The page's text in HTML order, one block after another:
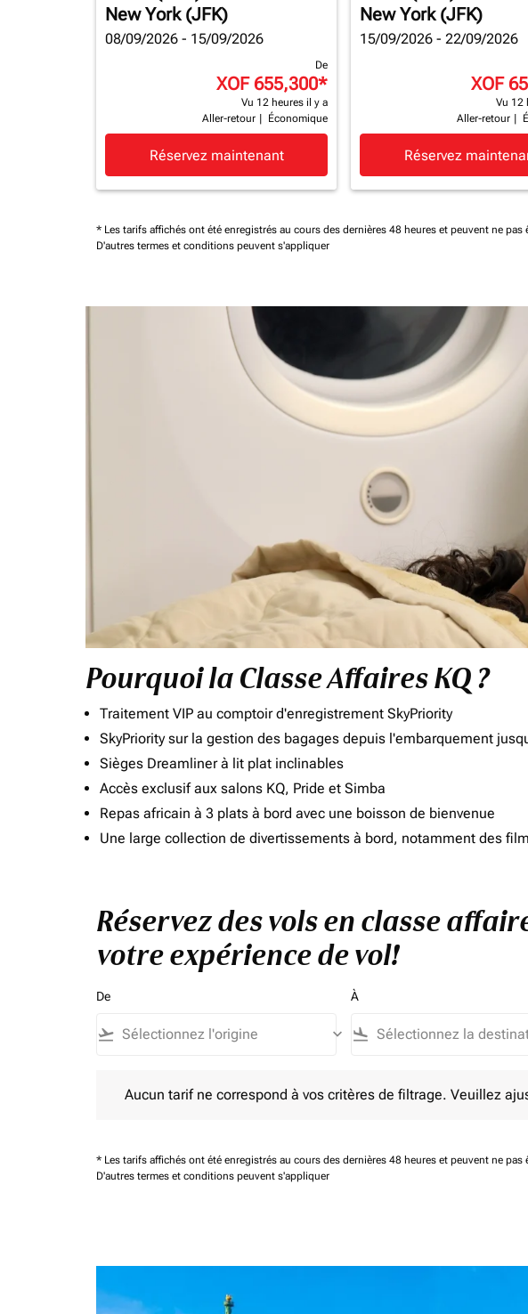
New York (JFK)
08/09/2026 - 15/09/2026
De
XOF 655,300*
Vu 12 heures il y a
Aller-retour
Économique
Réservez maintenant
New York (JFK)
15/09/2026 - 22/09/2026
XOF
Vu 12
Aller-retour
Réservez
* Les tarifs affichés ont été enregistrés au cours des dernières 48 heures et peuvent ne
D'autres termes et conditions peuvent s'appliquer
Pourquoi la Classe Affaires KQ ?
Traitement VIP au comptoir d'enregistrement SkyPriority
SkyPriority sur la gestion des bagages depuis l'embarquement
Sièges Dreamliner à lit plat inclinables
Accès exclusif aux salons KQ, Pride et Simba
Repas africain à 3 plats à bord avec une boisson de bienvenue
Une large collection de divertissements à bord, notamment des
Réservez des vols en classe
votre expérience de vol!
De
flight_takeoff keyboard_arrow_down
À
flight_land
Aucun tarif ne correspond à vos critères de filtrage. Veuillez
* Les tarifs affichés ont été enregistrés au cours des dernières 48 heures et peuvent ne
D'autres termes et conditions peuvent s'appliquer